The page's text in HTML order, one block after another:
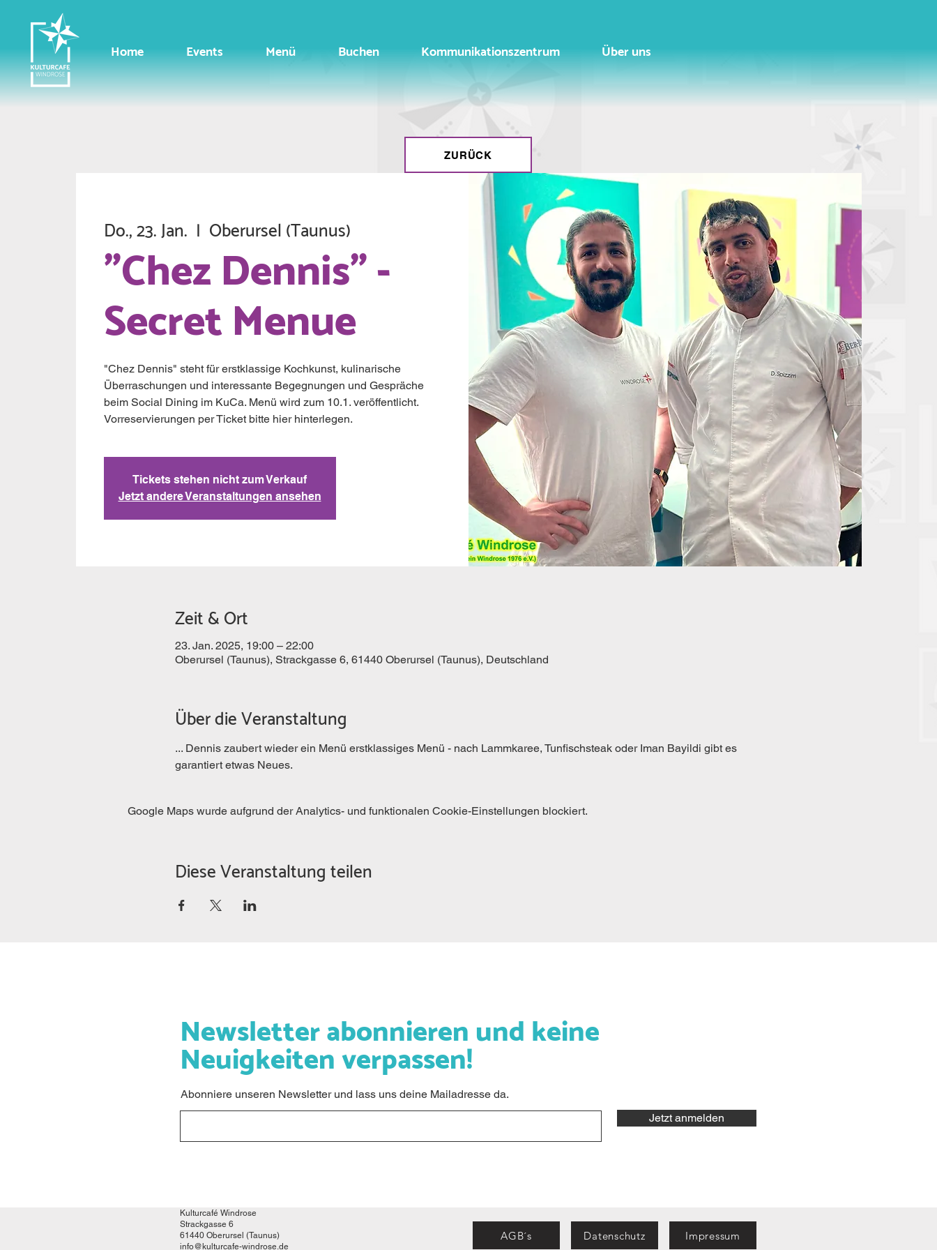
Home Events Menü Buchen Kommunikationszentrum Über uns
ZURÜCK
Do., 23. Jan.
  |
Oberursel (Taunus)
"Chez Dennis" -
Secret Menue
"Chez Dennis" steht für erstklassige Kochkunst, kulinarische
Überraschungen und interessante Begegnungen und Gespräche
beim Social Dining im KuCa. Menü wird zum 10.1. veröffentlicht.
Vorreservierungen per Ticket bitte hier hinterlegen.
Tickets stehen nicht zum Verkauf
Jetzt andere Veranstaltungen ansehen
Zeit & Ort
23. Jan. 2025, 19:00 – 22:00
Oberursel (Taunus), Strackgasse 6, 61440 Oberursel (Taunus), Deutschland
Über die Veranstaltung
... Dennis zaubert wieder ein Menü erstklassiges Menü - nach Lammkaree, Tunfischsteak oder Iman Bayildi gibt es
garantiert etwas Neues.
Google Maps wurde aufgrund der Analytics- und funktionalen Cookie-Einstellungen blockiert.
Diese Veranstaltung teilen
Newsletter abonnieren und keine
Neuigkeiten verpassen!
Abonniere unseren Newsletter und lass uns deine Mailadresse da.
Jetzt anmelden
Kulturcafé Windrose
Strackgasse 6
61440 Oberursel (Taunus)
info@kulturcafe-windrose.de
AGB´s Datenschutz Impressum